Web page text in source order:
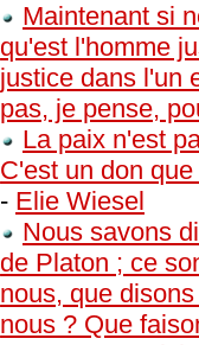
Maintenant si
qu'est l'homme
justice dans l'un
pas, je pense,
La paix n'est
C'est un don
- Elie Wiesel
Nous savons
de Platon ; ce
nous, que
nous ? Que